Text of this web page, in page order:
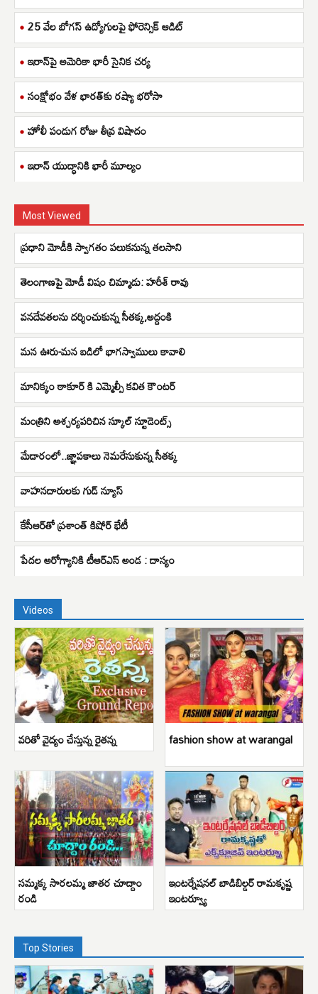
25 వేల బోగస్ ఉద్యోగులపై ఫోరెన్సిక్ ఆడిట్
ఇరాన్‌పై అమెరికా భారీ సైనిక చర్య
సంక్షోభం వేళ భారత్‌కు రష్యా భరోసా
హోలీ పండుగ రోజు తీవ్ర విషాదం
ఇరాన్ యుద్ధానికి భారీ మూల్యం
Most Viewed
ప్రధాని మోడీకి స్వాగతం పలుకనున్న తలసాని
తెలంగాణపై మోడీ విషం చిమ్మాడు: హరీశ్ రావు
వనదేవతలను దర్శించుకున్న సీతక్క,అద్దంకి
మన ఊరు-మన బడిలో భాగస్వాములు కావాలి
మానిక్కం ఠాకూర్ కి ఎమ్మెల్సీ కవిత కౌంటర్
మంత్రిని ఆశ్చర్యపరిచిన స్కూల్ స్టూడెంట్స్
మేడారంలో..జ్ఞాపకాలు నెమరేసుకున్న సీతక్క
వాహనదారులకు గుడ్ న్యూస్
కేసీఆర్‌‌తో ప్రశాంత్ కిషోర్ భేటీ
పేదల ఆరోగ్యానికి టీఆర్ఎస్ అండ : దాస్యం
Videos
వరితో వైద్యం చేస్తున్న రైతన్న fashion show at warangal
సమ్మక్క సారలమ్మ జాతర చూద్దాం
రండి
ఇంటర్నేషనల్ బాడిబిల్డర్ రామకృష్ణ
ఇంటర్వ్యూ
Top Stories